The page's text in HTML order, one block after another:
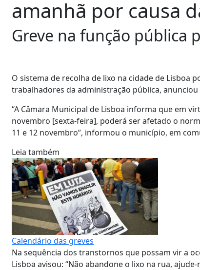
amanhã por causa
Greve na função pública
O sistema de recolha de lixo na cidade de Lisboa
trabalhadores da administração pública, anunciou
“A Câmara Municipal de Lisboa informa que em
novembro [sexta-feira], poderá ser afetado o
11 e 12 novembro”, informou o município, em
Leia também
Calendário das greves
Na sequência dos transtornos que possam vir a
Lisboa avisou: “Não abandone o lixo na rua,